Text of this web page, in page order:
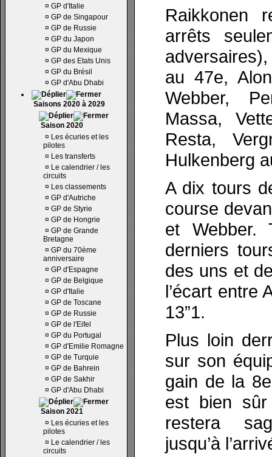
¤ GP d'Italie
¤ GP de Singapour
¤ GP de Russie
¤ GP du Japon
¤ GP du Mexique
¤ GP des Etats Unis
¤ GP du Brésil
¤ GP d'Abu Dhabi
Saisons 2020 à 2029
Saison 2020
¤ Les écuries et les
pilotes
¤ Les transferts
¤ Le calendrier / les
circuits
¤ Les classements
¤ GP d'Autriche
¤ GP de Styrie
¤ GP de Hongrie
¤ GP de Grande
Bretagne
¤ GP du 70ème
anniversaire
¤ GP d'Espagne
¤ GP de Belgique
¤ GP d'Italie
¤ GP de Toscane
¤ GP de Russie
¤ GP de l'Eifel
¤ GP du Portugal
¤ GP d'Emilie Romagne
¤ GP de Turquie
¤ GP de Bahrein
¤ GP de Sakhir
¤ GP d'Abu Dhabi
Saison 2021
¤ Les écuries et les
pilotes
¤ Le calendrier / les
circuits
Raikkonen
arrêts
au 47e,
Webber,
Massa,
Resta,
Hulkenberg
A dix tours
course
et Webber.
derniers
des uns et
l’écart entre
13”1.
Plus loin
sur son
gain de la
est bien
restera
jusqu’à